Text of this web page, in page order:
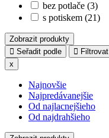
bez potlače (3)
s potiskem (21)
Zobrazit produkty
Seřadit podle
Filtrovat
x
Najnovšie
Najpredávanejšie
Od najlacnejšieho
Od najdrahšieho